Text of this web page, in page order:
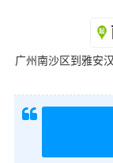
广州南沙区到雅安